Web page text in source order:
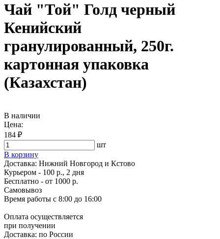
Чай "Той" Голд черный
Кенийский
гранулированный, 250г.
картонная упаковка
(Казахстан)
В наличии
Цена:
184 ₽
шт
В корзину
Доставка: Нижний Новгород и Кстово
Курьером - 100 р., 2 дня
Бесплатно - от 1000 р.
Самовывоз
Время работы с 8:00 до 16:00
Оплата осуществляется
при получении
Доставка: по России